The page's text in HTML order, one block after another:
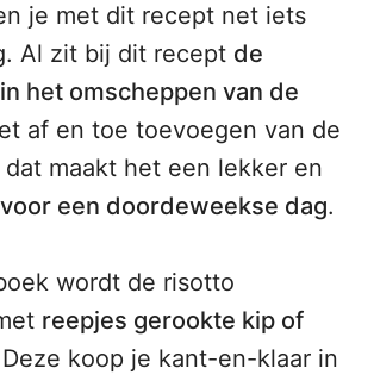
je met dit recept net iets
Al zit bij dit recept de
het omscheppen van de
af en toe toevoegen van de
maakt het een lekker en
een doordeweekse dag.
wordt de risotto
reepjes gerookte kip of
Deze koop je kant-en-klaar in